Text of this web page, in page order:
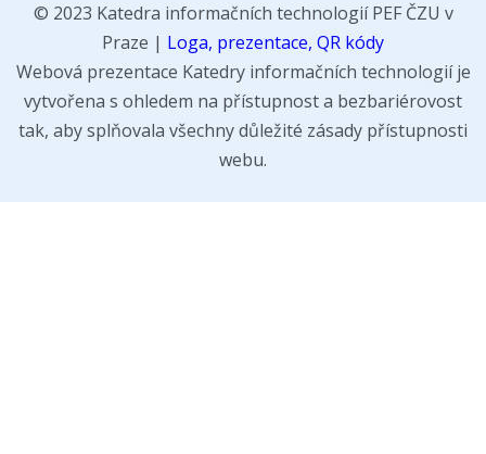
© 2023 Katedra informačních technologií PEF ČZU v
Praze | Loga, prezentace, QR kódy
Webová prezentace Katedry informačních technologií je
vytvořena s ohledem na přístupnost a bezbariérovost
tak, aby splňovala všechny důležité zásady přístupnosti
webu.